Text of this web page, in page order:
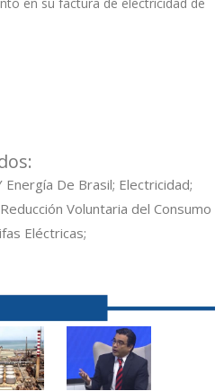
De Brasil; Electricidad;
Voluntaria del Consumo
Eléctricas;